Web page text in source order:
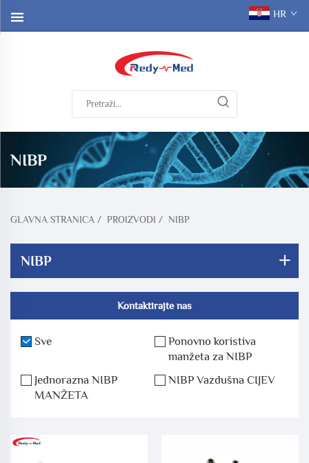
HR
NIBP
GLAVNA STRANICA / PROIZVODI / NIBP
NIBP
Kontaktirajte nas
Sve
Ponovno koristiva
manžeta za NIBP
Jednorazna NIBP
MANŽETA
NIBP Vazdušna CIJEV